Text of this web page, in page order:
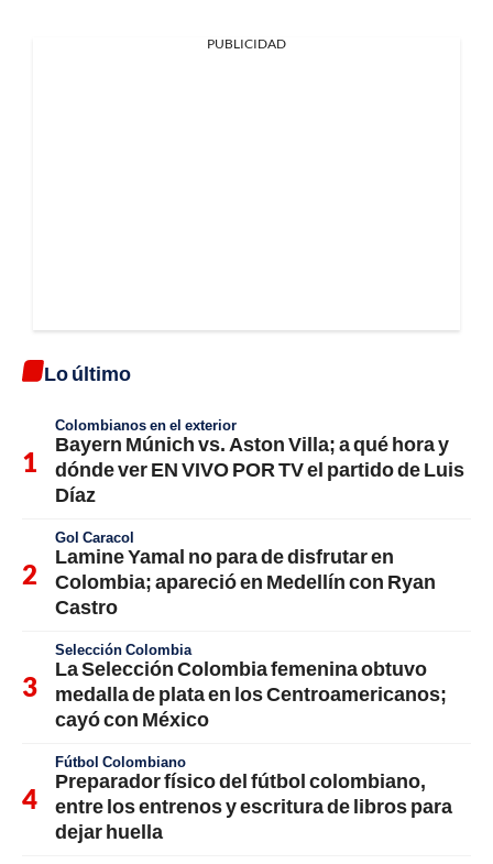
PUBLICIDAD
Lo último
Colombianos en el exterior
Bayern Múnich vs. Aston Villa; a qué hora y
dónde ver EN VIVO POR TV el partido de Luis
Díaz
Gol Caracol
Lamine Yamal no para de disfrutar en
Colombia; apareció en Medellín con Ryan
Castro
Selección Colombia
La Selección Colombia femenina obtuvo
medalla de plata en los Centroamericanos;
cayó con México
Fútbol Colombiano
Preparador físico del fútbol colombiano,
entre los entrenos y escritura de libros para
dejar huella